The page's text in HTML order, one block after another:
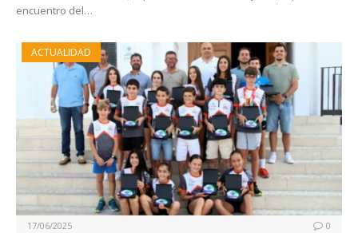
encuentro del…
ACTUALIDAD
17/06/2025 0